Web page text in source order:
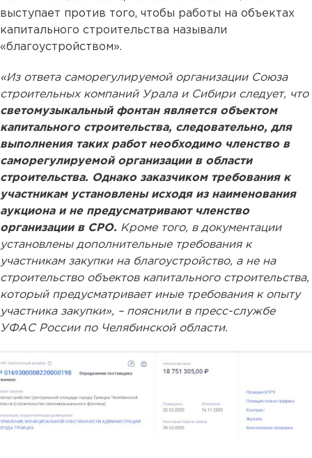
выступает против того, чтобы работы на объектах
капитального строительства называли
«благоустройством».
«Из ответа саморегулируемой организации Союза
строительных компаний Урала и Сибири следует, что
светомузыкальный фонтан является объектом
капитального строительства, следовательно, для
выполнения таких работ необходимо членство в
саморегулируемой организации в области
строительства. Однако заказчиком требования к
участникам установлены исходя из наименования
аукциона и не предусматривают членство
организации в СРО. Кроме того, в документации
установлены дополнительные требования к
участникам закупки на благоустройство, а не на
строительство объектов капитального строительства,
который предусматривает иные требования к опыту
участника закупки», – пояснили в пресс-службе
УФАС России по Челябинской области.